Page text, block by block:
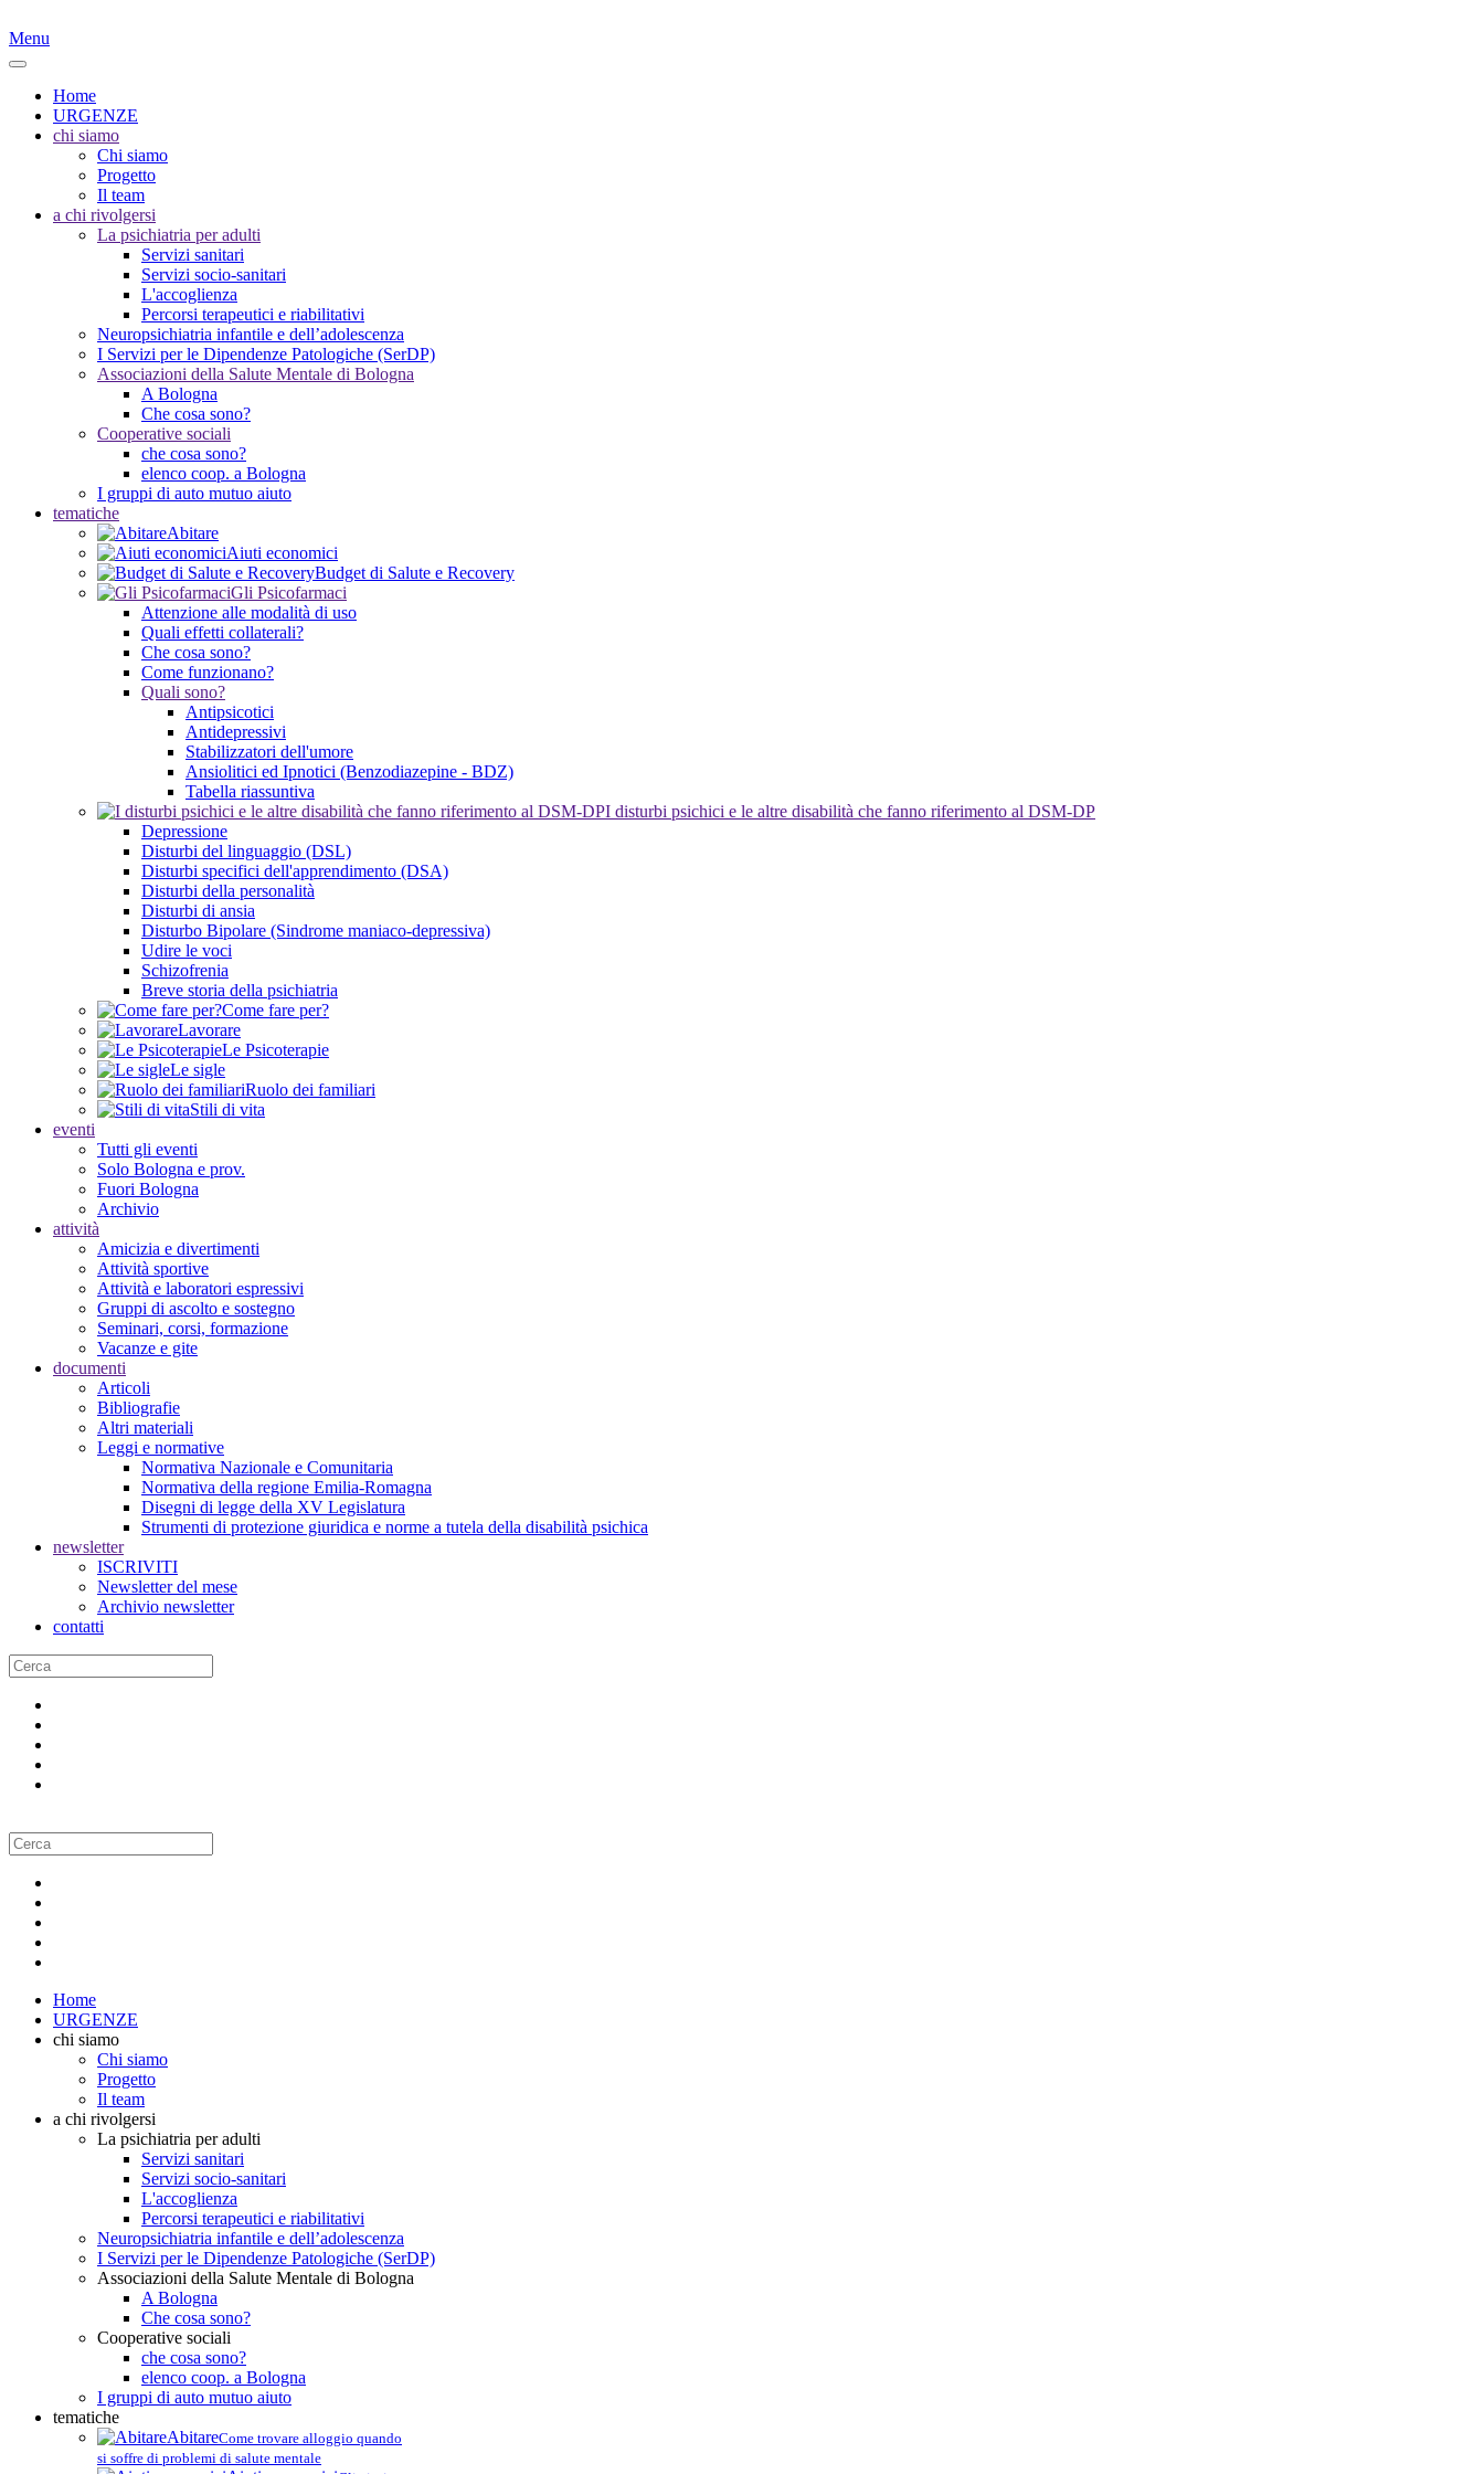
Menu
Home
URGENZE
chi siamo
Chi siamo
Progetto
Il team
a chi rivolgersi
La psichiatria per adulti
Servizi sanitari
Servizi socio-sanitari
L'accoglienza
Percorsi terapeutici e riabilitativi
Neuropsichiatria infantile e dell’adolescenza
I Servizi per le Dipendenze Patologiche (SerDP)
Associazioni della Salute Mentale di Bologna
A Bologna
Che cosa sono?
Cooperative sociali
che cosa sono?
elenco coop. a Bologna
I gruppi di auto mutuo aiuto
tematiche
Abitare
Aiuti economici
Budget di Salute e Recovery
Gli Psicofarmaci
Attenzione alle modalità di uso
Quali effetti collaterali?
Che cosa sono?
Come funzionano?
Quali sono?
Antipsicotici
Antidepressivi
Stabilizzatori dell'umore
Ansiolitici ed Ipnotici (Benzodiazepine - BDZ)
Tabella riassuntiva
I disturbi psichici e le altre disabilità che fanno riferimento al DSM-DP
Depressione
Disturbi del linguaggio (DSL)
Disturbi specifici dell'apprendimento (DSA)
Disturbi della personalità
Disturbi di ansia
Disturbo Bipolare (Sindrome maniaco-depressiva)
Udire le voci
Schizofrenia
Breve storia della psichiatria
Come fare per?
Lavorare
Le Psicoterapie
Le sigle
Ruolo dei familiari
Stili di vita
eventi
Tutti gli eventi
Solo Bologna e prov.
Fuori Bologna
Archivio
attività
Amicizia e divertimenti
Attività sportive
Attività e laboratori espressivi
Gruppi di ascolto e sostegno
Seminari, corsi, formazione
Vacanze e gite
documenti
Articoli
Bibliografie
Altri materiali
Leggi e normative
Normativa Nazionale e Comunitaria
Normativa della regione Emilia-Romagna
Disegni di legge della XV Legislatura
Strumenti di protezione giuridica e norme a tutela della disabilità psichica
newsletter
ISCRIVITI
Newsletter del mese
Archivio newsletter
contatti
Home
URGENZE
chi siamo
Chi siamo
Progetto
Il team
a chi rivolgersi
La psichiatria per adulti
Servizi sanitari
Servizi socio-sanitari
L'accoglienza
Percorsi terapeutici e riabilitativi
Neuropsichiatria infantile e dell’adolescenza
I Servizi per le Dipendenze Patologiche (SerDP)
Associazioni della Salute Mentale di Bologna
A Bologna
Che cosa sono?
Cooperative sociali
che cosa sono?
elenco coop. a Bologna
I gruppi di auto mutuo aiuto
tematiche
AbitareCome trovare alloggio quando
si soffre di problemi di salute mentale